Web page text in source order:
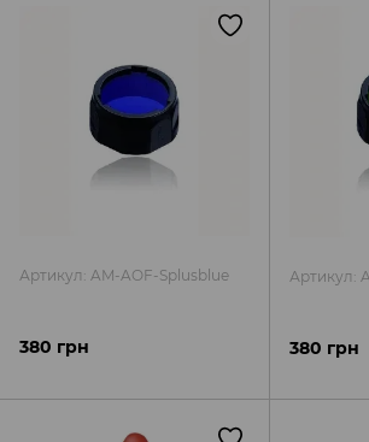
Артикул: AM-AOF-Splusblue
380 грн
Артикул:
380 грн